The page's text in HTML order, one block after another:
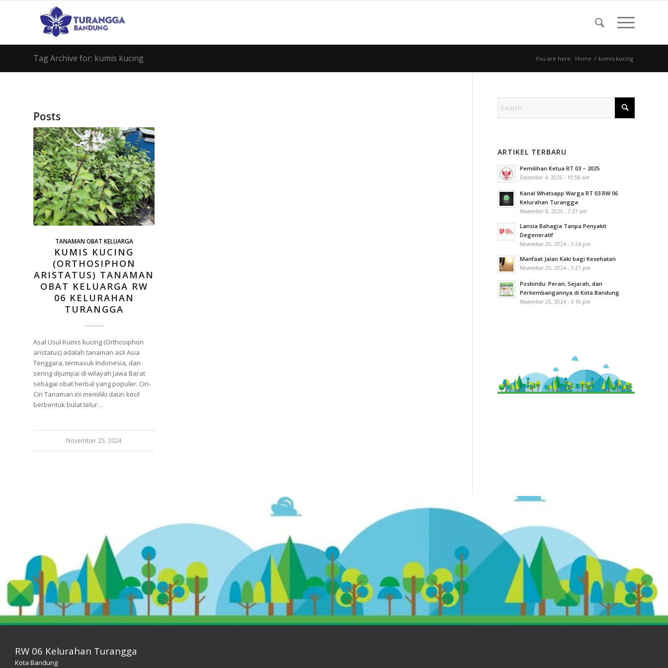
Tag Archive for: kumis kucing You are here: Home / kumis kucing
Posts
TANAMAN OBAT KELUARGA
KUMIS KUCING
(ORTHOSIPHON
ARISTATUS) TANAMAN
OBAT KELUARGA RW
06 KELURAHAN
TURANGGA
Asal Usul Kumis kucing (Orthosiphon
aristatus) adalah tanaman asli Asia
Tenggara, termasuk Indonesia, dan
sering dijumpai di wilayah Jawa Barat
sebagai obat herbal yang populer. Ciri-
Ciri Tanaman ini memiliki daun kecil
berbentuk bulat telur…
November 25, 2024
ARTIKEL TERBARU
Pemilihan Ketua RT 03 – 2025
December 4, 2025 - 10:58 am
Kanal Whatsapp Warga RT 03 RW 06
Kelurahan Turangga
November 8, 2025 - 7:37 am
Lansia Bahagia Tanpa Penyakit
Degeneratif
November 25, 2024 - 3:24 pm
Manfaat Jalan Kaki bagi Kesehatan
November 25, 2024 - 3:21 pm
Posbindu: Peran, Sejarah, dan
Perkembangannya di Kota Bandung
November 25, 2024 - 3:16 pm
RW 06 Kelurahan Turangga
Kota Bandung